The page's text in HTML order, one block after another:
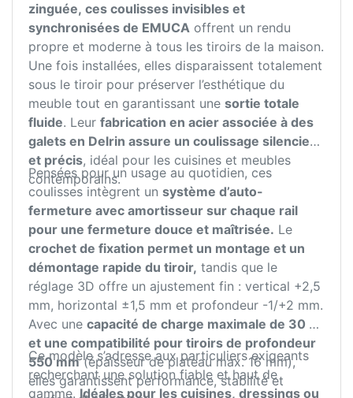
zinguée, ces coulisses invisibles et
synchronisées de EMUCA offrent un rendu
propre et moderne à tous les tiroirs de la maison.
Une fois installées, elles disparaissent totalement
sous le tiroir pour préserver l’esthétique du
meuble tout en garantissant une sortie totale
fluide. Leur fabrication en acier associée à des
galets en Delrin assure un coulissage silencieux
et précis, idéal pour les cuisines et meubles
contemporains.
Pensées pour un usage au quotidien, ces
coulisses intègrent un système d’auto-
fermeture avec amortisseur sur chaque rail
pour une fermeture douce et maîtrisée. Le
crochet de fixation permet un montage et un
démontage rapide du tiroir, tandis que le
réglage 3D offre un ajustement fin : vertical +2,5
mm, horizontal ±1,5 mm et profondeur -1/+2 mm.
Avec une capacité de charge maximale de 30 kg
et une compatibilité pour tiroirs de profondeur
550 mm(épaisseur de plateau max. 16 mm),
elles garantissent performance, stabilité et
Ce modèle s’adresse aux particuliers exigeants
recherchant une solution fiable et haut de
gamme.Idéales pour les cuisines, dressings ou